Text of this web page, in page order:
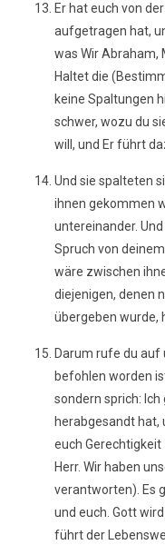
Er hat euch von
aufgetragen hat,
was Wir Abraham,
Haltet die
keine Spaltungen
schwer, wozu du
will, und Er führt
Und sie spalteten
ihnen gekommen
untereinander.
Spruch von
wäre zwischen
diejenigen, denen
übergeben wurde,
Darum rufe du auf
befohlen worden
sondern sprich: Ich
herabgesandt hat,
euch Gerechtigkeit
Herr. Wir haben
verantworten). Es
und euch. Gott
führt der